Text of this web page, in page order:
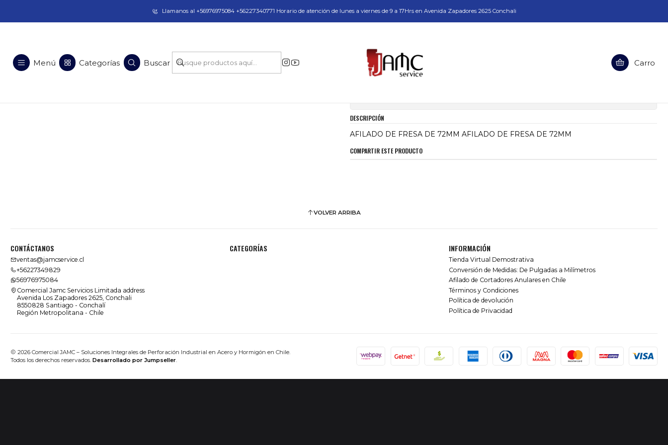
Taladros Magnéticos en Chile | Venta, Arriendo y Servicio Técnico
Menú Categorías Buscar Carro
Llamanos al +56976975084 +56227340771 Horario de atención de lunes a viernes de 9 a 17Hrs en Avenida Zapadores 2625 Conchali
AFILADO DE FRESA DE 72MM
DESCRIPCIÓN
AFILADO DE FRESA DE 72MM AFILADO DE FRESA DE 72MM
COMPARTIR ESTE PRODUCTO
VOLVER ARRIBA
CONTÁCTANOS
ventas@jamcservice.cl
+56227349829
56976975084
Comercial Jamc Servicios Limitada address
Avenida Los Zapadores 2625, Conchali
8550828 Santiago - Conchalí
Región Metropolitana - Chile
CATEGORÍAS INFORMACIÓN
Tienda Virtual Demostrativa
Conversión de Medidas: De Pulgadas a Milímetros
Afilado de Cortadores Anulares en Chile
Términos y Condiciones
Política de devolución
Política de Privacidad
2026 Comercial JAMC – Soluciones Integrales de Perforación Industrial en Acero y Hormigón en Chile.
Todos los derechos reservados. Desarrollado por Jumpseller.